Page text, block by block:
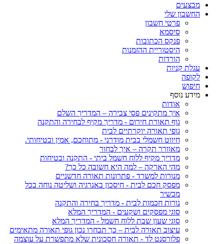
מבצעים
החשבון שלי
פרטי חשבון
סיסמא
פנקס הכתובות
היסטוריית ההזמנות
הורדות
עגלת קניות
לקופה
חיפוש
מידע נוסף
אודות
איך מתקינים פסי צבירה – המדריך השלם
גוף תאורת חירום - מדריך מקיף לבחירה והתקנה
גופי תאורה יוקרתיים לבית
חיווט חשמלי בבית מודרני - מתוחכם, אמין ובטיחותי.
מאוורר תקרה – איך לבחור
מדריך מקיף ללוח חשמל ביתי - התקנה ובטיחות
מהי הארקה – למה היא חשובה כל כך?
מנורות למשרד - פתרונות תאורה חדשניים
מפסק חכם לבית - חיסכון באנרגיה ושליטה נוחה בכל
מכשיר
נורות חכמות לבית - מדריך בחירה והתקנה
סוגי מפסקים ושקעים - המדריך המלא
סוגי שעון שבת ללוח חשמל - המדריך המלא
עיצוב תאורה לבית – כך תבחרו נכון גופי תאורה מתאימים
פלורסנט לד - תאורה חסכונית שלא מתפשרת על עוצמה